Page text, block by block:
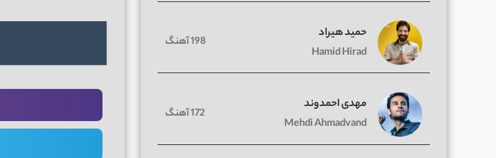
حمید هیراد
Hamid Hirad
198 آهنگ
مهدی احمدوند
Mehdi Ahmadvand
172 آهنگ